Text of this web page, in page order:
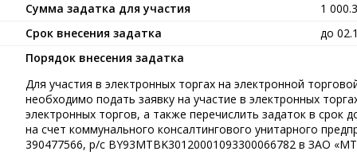
Сумма задатка для участия
1
Срок внесения задатка
до
Порядок внесения задатка
Для участия в электронных торгах на электронной
необходимо подать заявку на участие в электронных
электронных торгов, а также перечислить задаток в срок
на счет коммунального консалтингового унитарного
390477566, р/с BY93MTBK30120001093300066782 в ЗАО